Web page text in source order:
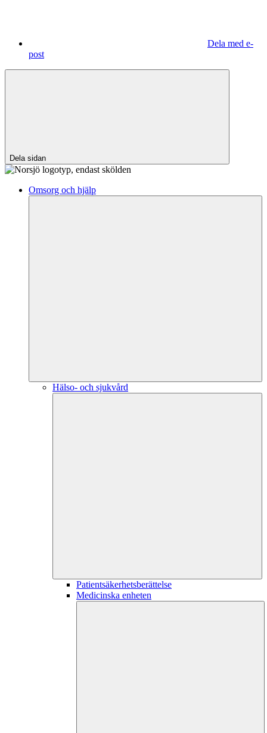
Dela med e-
post
Dela sidan
Omsorg och hjälp
Hälso- och sjukvård
Patientsäkerhetsberättelse
Medicinska enheten